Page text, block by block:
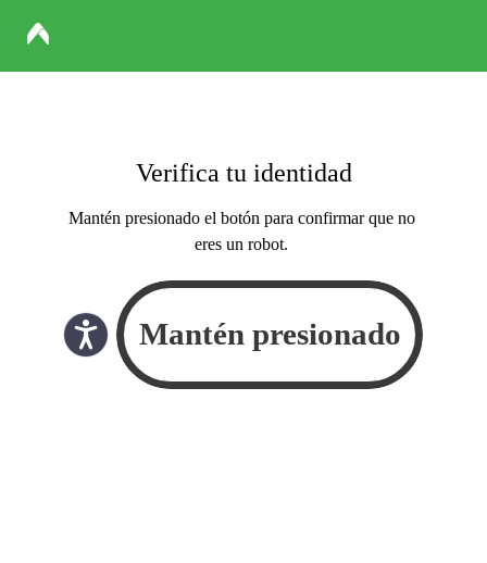
Verifica tu identidad
Mantén presionado el botón para confirmar que no
eres un robot.